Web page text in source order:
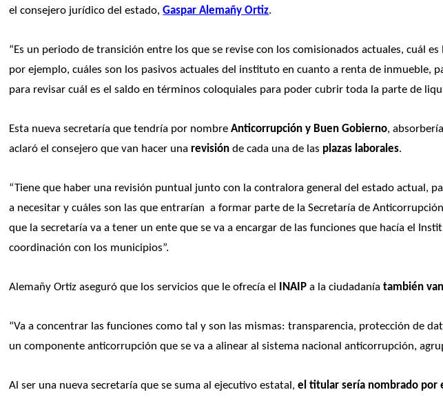
el consejero jurídico del estado, Gaspar Alemañy Ortiz.
“Es un periodo de transición entre los que se revise con los comisionados actuales, cuál
por ejemplo, cuáles son los pasivos actuales del instituto en cuanto a renta de inmueble,
para revisar cuál es el saldo en términos coloquiales para poder cubrir toda la parte de
Esta nueva secretaría que tendría por nombre Anticorrupción y Buen Gobierno,
aclaró el consejero que van hacer una revisión de cada una de las plazas laborales.
“Tiene que haber una revisión puntual junto con la contralora general del estado actual,
a necesitar y cuáles son las que entrarían  a formar parte de la Secretaría de
que la secretaría va a tener un ente que se va a encargar de las funciones que hacía el
coordinación con los municipios”.
Alemañy Ortiz aseguró que los servicios que le ofrecía el INAIP a la ciudadanía también
“Va a concentrar las funciones como tal y son las mismas: transparencia, protección de
un componente anticorrupción que se va a alinear al sistema nacional anticorrupción,
Al ser una nueva secretaría que se suma al ejecutivo estatal, el titular sería nombrado por